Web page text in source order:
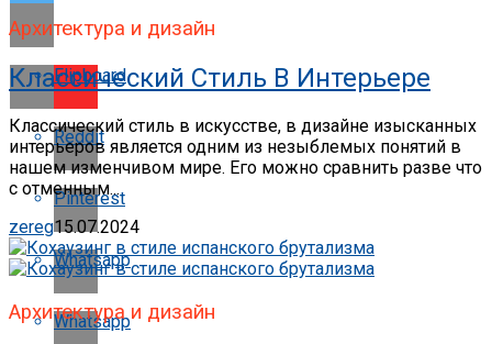
Flipboard
Reddit
Pinterest
Whatsapp
Whatsapp
Архитектура и дизайн
Классический Стиль В Интерьере
Классический стиль в искусстве, в дизайне изысканных
интерьеров является одним из незыблемых понятий в
нашем изменчивом мире. Его можно сравнить разве что
с отменным...
zereg15.07.2024
Архитектура и дизайн